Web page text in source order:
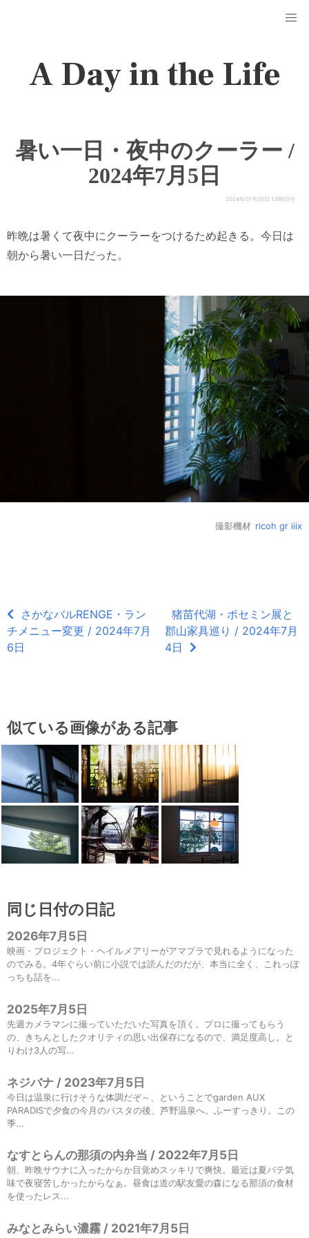
A Day in the Life
暑い一日・夜中のクーラー /
2024年7月5日
2024年07月05日 12時00分
昨晩は暑くて夜中にクーラーをつけるため起きる。今日は
朝から暑い一日だった。
撮影機材 ricoh gr iiix
さかなバルRENGE・ラン
チメニュー変更 / 2024年7月
6日
猪苗代湖・ポセミン展と
郡山家具巡り / 2024年7月
4日
似ている画像がある記事
同じ日付の日記
2026年7月5日
映画・プロジェクト・ヘイルメアリーがアマプラで見れるようになった
のでみる。4年ぐらい前に小説では読んだのだが、本当に全く、これっぽ
っちも話を...
2025年7月5日
先週カメラマンに撮っていただいた写真を頂く。プロに撮ってもらう
の、きちんとしたクオリティの思い出保存になるので、満足度高し。と
りわけ3人の写...
ネジバナ / 2023年7月5日
今日は温泉に行けそうな体調だぞ～、ということでgarden AUX
PARADISで夕食の今月のパスタの後、芦野温泉へ。ふーすっきり。この
季...
なすとらんの那須の内弁当 / 2022年7月5日
朝、昨晩サウナに入ったからか目覚めスッキリで爽快。最近は夏バテ気
味で夜寝苦しかったからなぁ。昼食は道の駅友愛の森になる那須の食材
を使ったレス...
みなとみらい濃霧 / 2021年7月5日